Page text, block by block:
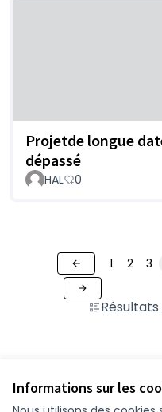
Informations sur les
Projetde longue
dépassé
HAL 0
1 2 3